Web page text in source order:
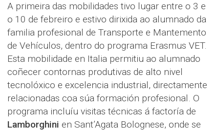
A primeira das mobilidades tivo lugar entre o 3 e
o 10 de febreiro e estivo dirixida ao alumnado da
familia profesional de Transporte e Mantemento
de Vehículos, dentro do programa Erasmus VET.
Esta mobilidade en Italia permitiu ao alumnado
coñecer contornas produtivas de alto nivel
tecnolóxico e excelencia industrial, directamente
relacionadas coa súa formación profesional. O
programa incluíu visitas técnicas á factoría de
Lamborghini en Sant’Agata Bolognese, onde se